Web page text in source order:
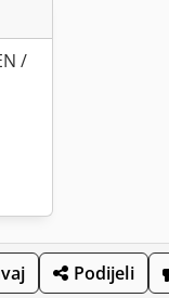
/
Podijeli